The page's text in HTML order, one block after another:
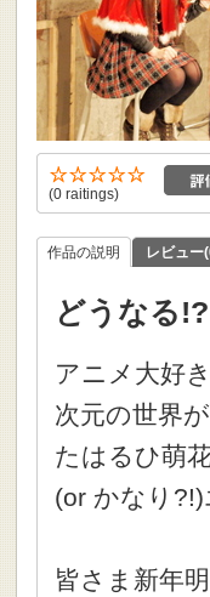
(0 raitings)
作品の説明 レビュー
どうなる
アニメ大好
次元の世界
たはるひ萌
(or かなり
皆さま新年